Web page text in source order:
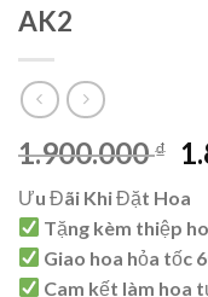
AK2
1.900.000₫
là:
Ưu Đãi Khi Đặt Hoa
Tặng kèm thiệp
Giao hoa hỏa tốc
Cam kết làm hoa